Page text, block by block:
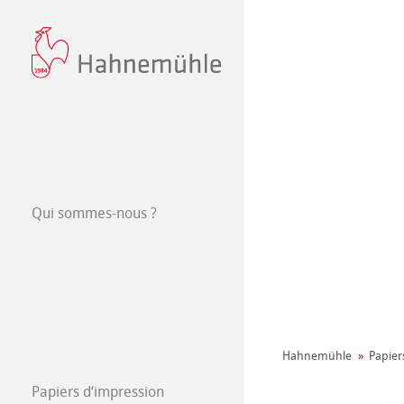
Qui sommes-nous ?
Responsabilité
Fabrication du
Papiers d‘impression
Hahnemühle